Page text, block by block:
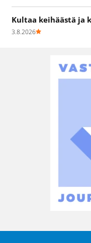
Kultaa keihäästä ja
3.8.2026